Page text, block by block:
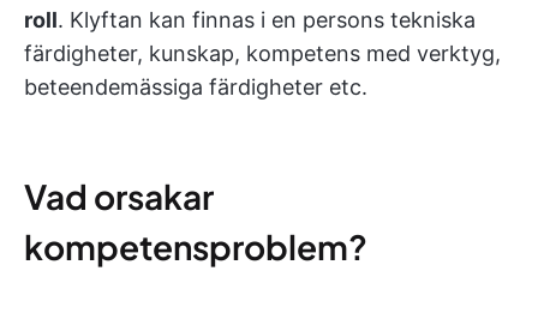
roll. Klyftan kan finnas i en persons tekniska
färdigheter, kunskap, kompetens med verktyg,
beteendemässiga färdigheter etc.
Vad orsakar
kompetensproblem?